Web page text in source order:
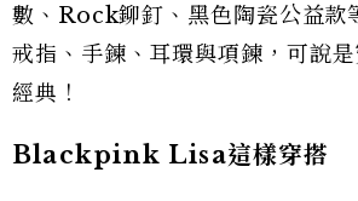
數、Rock鉚釘、黑色陶瓷公益款
戒指、手鍊、耳環與項鍊，可說
經典！
Blackpink Lisa這樣穿搭